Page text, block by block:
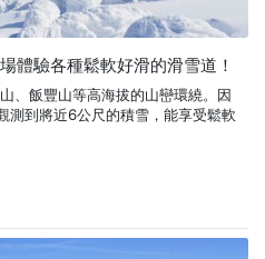
體驗各種鬆軟好滑的滑雪道！
、飯豐山等高海拔的山巒環繞。因
測到將近6公尺的積雪，能享受鬆軟